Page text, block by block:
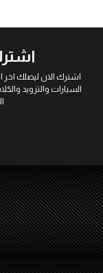
اشترك الان ليصلك اخر
السيارات والتزويد